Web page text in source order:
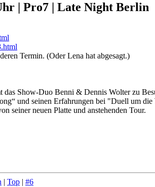
| Pro7 | Late Night Berlin
Termin. (Oder Lena hat abgesagt.)
Show-Duo Benni & Dennis Wolter zu
und seinen Erfahrungen bei "Duell um
seiner neuen Platte und anstehenden Tour.
| Top | #6